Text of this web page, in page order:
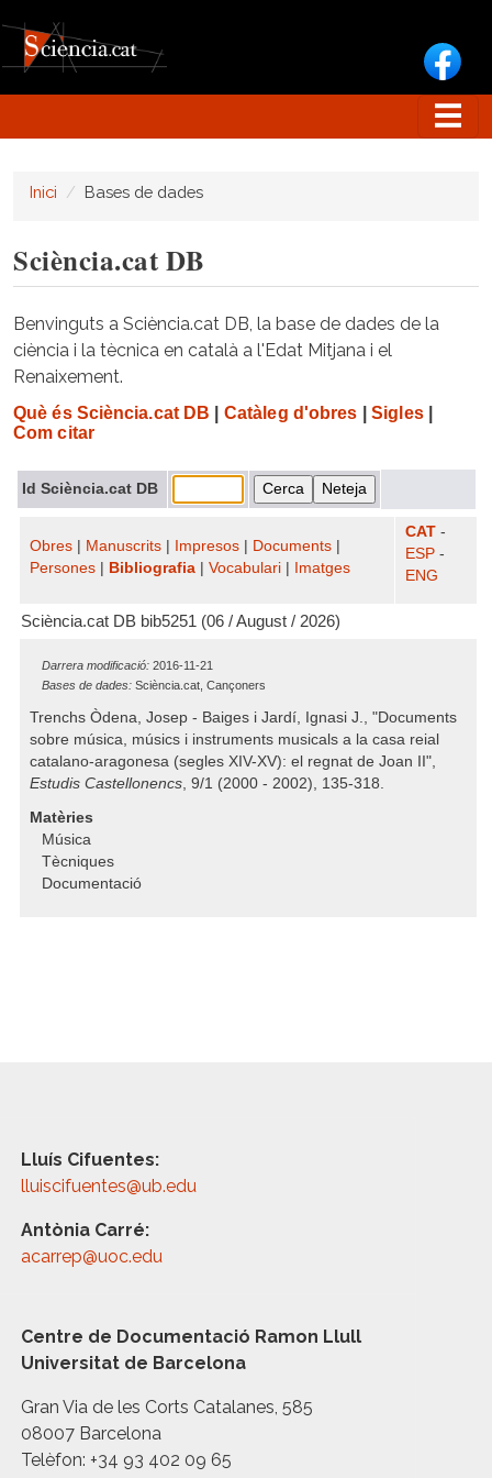
Inici Bases de dades
Sciència.cat DB
Benvinguts a Sciència.cat DB, la base de dades de la
ciència i la tècnica en català a l'Edat Mitjana i el
Renaixement.
Què és Sciència.cat DB Catàleg d'obres Sigles|
Com citar
Id Sciència.cat DB
Obres Manuscrits Impresos Documents
Persones
Bibliografia Vocabulari Imatges
CAT -
ESP -
ENG
Sciència.cat DB bib5251 (06 / August / 2026)
Darrera modificació: 2016-11-21
Bases de dades: Sciència.cat, Cançoners
Trenchs Òdena, Josep - Baiges i Jardí, Ignasi J., "Documents
sobre música, músics i instruments musicals a la casa reial
catalano-aragonesa (segles XIV-XV): el regnat de Joan II",
Estudis Castellonencs, 9/1 (2000 - 2002), 135-318.
Matèries
Música
Tècniques
Documentació
Lluís Cifuentes:
lluiscifuentes@ub.edu
Antònia Carré:
acarrep@uoc.edu
Centre de Documentació Ramon Llull
Universitat de Barcelona
Gran Via de les Corts Catalanes, 585
08007 Barcelona
Telèfon: +34 93 402 09 65